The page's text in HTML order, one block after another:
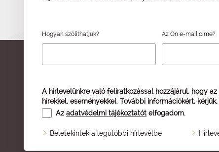
Hogyan szólíthatjuk? Az Ön e-mail címe?
A hírlevelünkre való feliratkozással hozzájárul, hogy
hírekkel, eseményekkel. További információkért,
Az adatvédelmi tájékoztatót elfogadom.
Beletekintek a legutóbbi hírlevélbe